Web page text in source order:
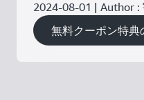
2024-08-01 | Author :
無料クーポン特典